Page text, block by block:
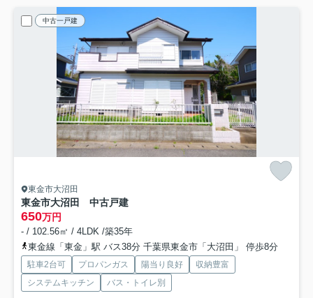
中古一戸建
東金市大沼田
東金市大沼田 中古戸建
650万円
- / 102.56㎡ / 4LDK /築35年
東金線「東金」駅 バス38分 千葉県東金市「大沼田」 停歩8分
駐車2台可 プロパンガス 陽当り良好
収納豊富
システムキッチン
バス・トイレ別